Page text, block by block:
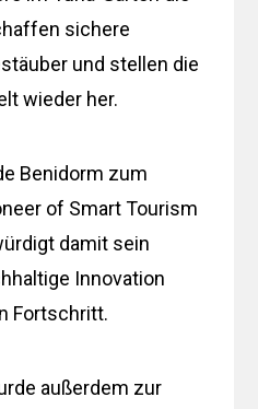
sichere
und stellen die
wieder her.
Benidorm zum
of Smart Tourism
damit sein
Innovation
Fortschritt.
außerdem zur